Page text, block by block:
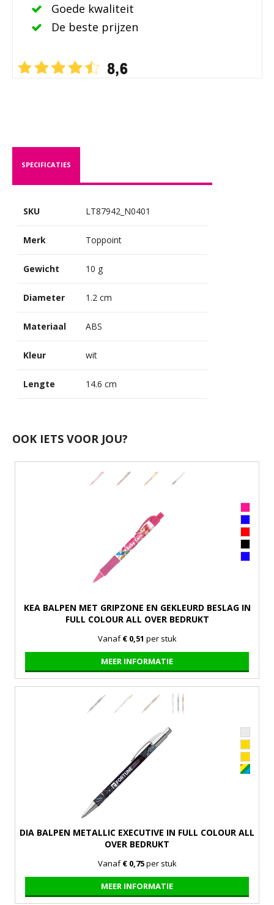
Goede kwaliteit
De beste prijzen
SPECIFICATIES
SKU LT87942_N0401
Merk Toppoint
Gewicht 10 g
Diameter 1.2 cm
Materiaal ABS
Kleur wit
Lengte 14.6 cm
OOK IETS VOOR JOU?
KEA BALPEN MET GRIPZONE EN GEKLEURD BESLAG IN
FULL COLOUR ALL OVER BEDRUKT
Vanaf€ 0,51 per stuk
MEER INFORMATIE
DIA BALPEN METALLIC EXECUTIVE IN FULL COLOUR ALL
OVER BEDRUKT
Vanaf€ 0,75per stuk
MEER INFORMATIE